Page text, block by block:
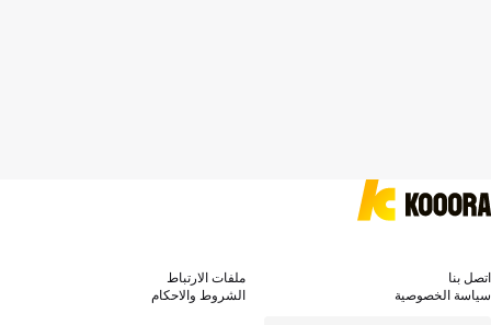
اتصل بنا
ملفات الارتباط
سياسة الخصوصية
الشروط والاحكام